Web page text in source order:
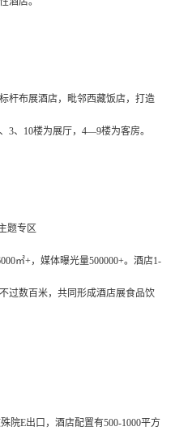
杆布展酒店，毗邻西藏饭店，打造
3、10楼为展厅，4—9楼为客房。
题专区
㎡+，媒体曝光量500000+。酒店1-
过数百米，共同形成酒店展食品饮
院E出口，酒店配置有500-1000平方